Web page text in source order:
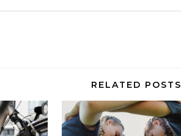
RELATED POSTS